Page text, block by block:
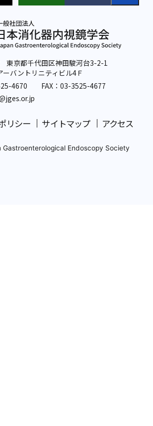
東京都千代田区神田駿河台3-2-1
ーバントリニティビル4Ｆ
4670 FAX：03-3525-4677
リシー サイトマップ アクセス
Endoscopy Society